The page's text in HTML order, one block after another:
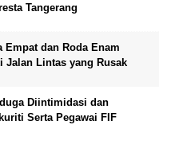
Tangerang
Empat dan Roda Enam
Jalan Lintas yang Rusak
Diintimidasi dan
Serta Pegawai FIF